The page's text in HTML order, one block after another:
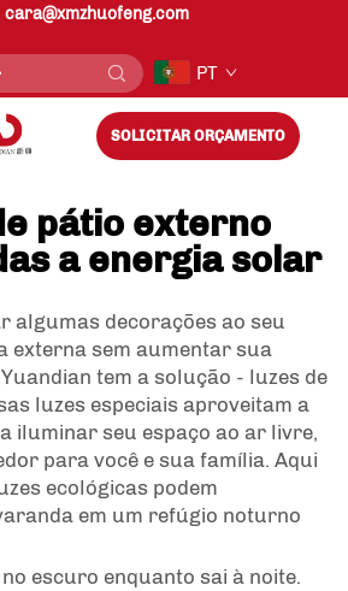
cara@xmzhuofeng.com
PT
SOLICITAR ORÇAMENTO
pátio externo
a energia solar
algumas decorações ao seu
externa sem aumentar sua
tem a solução - luzes de
luzes especiais aproveitam a
iluminar seu espaço ao ar livre,
para você e sua família. Aqui
ecológicas podem
em um refúgio noturno
escuro enquanto sai à noite.